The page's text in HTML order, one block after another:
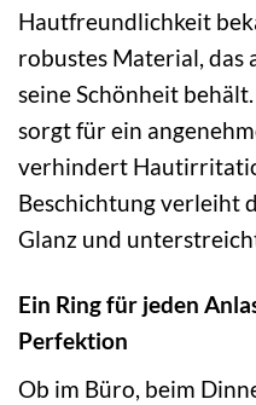
Hautfreundlichkeit
robustes Material, das
seine Schönheit
sorgt für ein
verhindert
Beschichtung verleiht
Glanz und
Ein Ring für jeden
Perfektion
Ob im Büro, beim